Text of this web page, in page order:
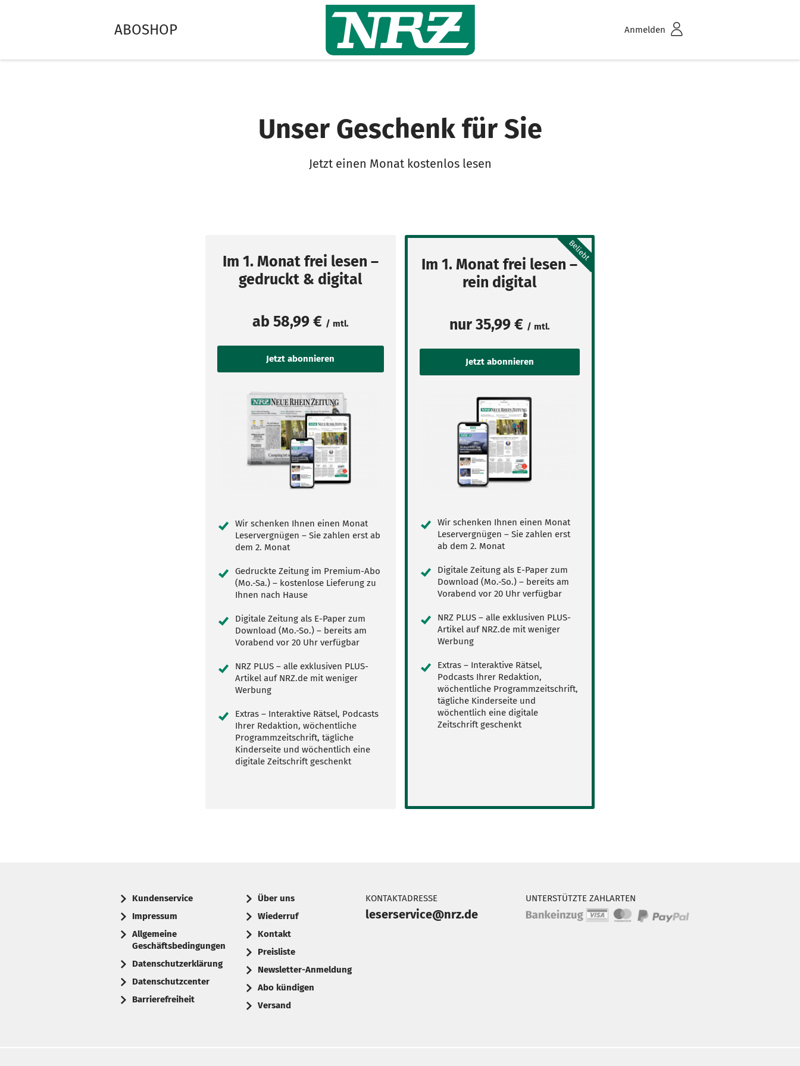
ABOSHOP Anmelden
Unser Geschenk für Sie
Jetzt einen Monat kostenlos lesen
Im 1. Monat frei lesen –
gedruckt & digital
ab 58,99 € / mtl.
Wir schenken Ihnen einen Monat
Leservergnügen – Sie zahlen erst ab
dem 2. Monat
Gedruckte Zeitung im Premium-Abo
(Mo.-Sa.) – kostenlose Lieferung zu
Ihnen nach Hause
Digitale Zeitung als E-Paper zum
Download (Mo.-So.) – bereits am
Vorabend vor 20 Uhr verfügbar
NRZ PLUS – alle exklusiven PLUS-
Artikel auf NRZ.de mit weniger
Werbung
Extras – Interaktive Rätsel, Podcasts
Ihrer Redaktion, wöchentliche
Programmzeitschrift, tägliche
Kinderseite und wöchentlich eine
digitale Zeitschrift geschenkt
Beliebt
Im 1. Monat frei lesen –
rein digital
nur 35,99 € / mtl.
Wir schenken Ihnen einen Monat
Leservergnügen – Sie zahlen erst
ab dem 2. Monat
Digitale Zeitung als E-Paper zum
Download (Mo.-So.) – bereits am
Vorabend vor 20 Uhr verfügbar
NRZ PLUS – alle exklusiven PLUS-
Artikel auf NRZ.de mit weniger
Werbung
Extras – Interaktive Rätsel,
Podcasts Ihrer Redaktion,
wöchentliche Programmzeitschrift,
tägliche Kinderseite und
wöchentlich eine digitale
Zeitschrift geschenkt
Kundenservice
Impressum
Allgemeine
Geschäftsbedingungen
Datenschutzerklärung
Datenschutzcenter
Barrierefreiheit
Über uns
Wiederruf
Kontakt
Preisliste
Newsletter-Anmeldung
Abo kündigen
Versand
KONTAKTADRESSE
leserservice@nrz.de
UNTERSTÜTZTE ZAHLARTEN